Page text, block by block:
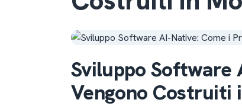
Sviluppo Software
Vengono Costruiti